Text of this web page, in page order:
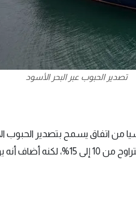
تصدير الحبوب عبر البحر الأسود
من اتفاق يسمح بتصدير الحبوب
إلى ارتفاع أسعار الحبوب العالمية